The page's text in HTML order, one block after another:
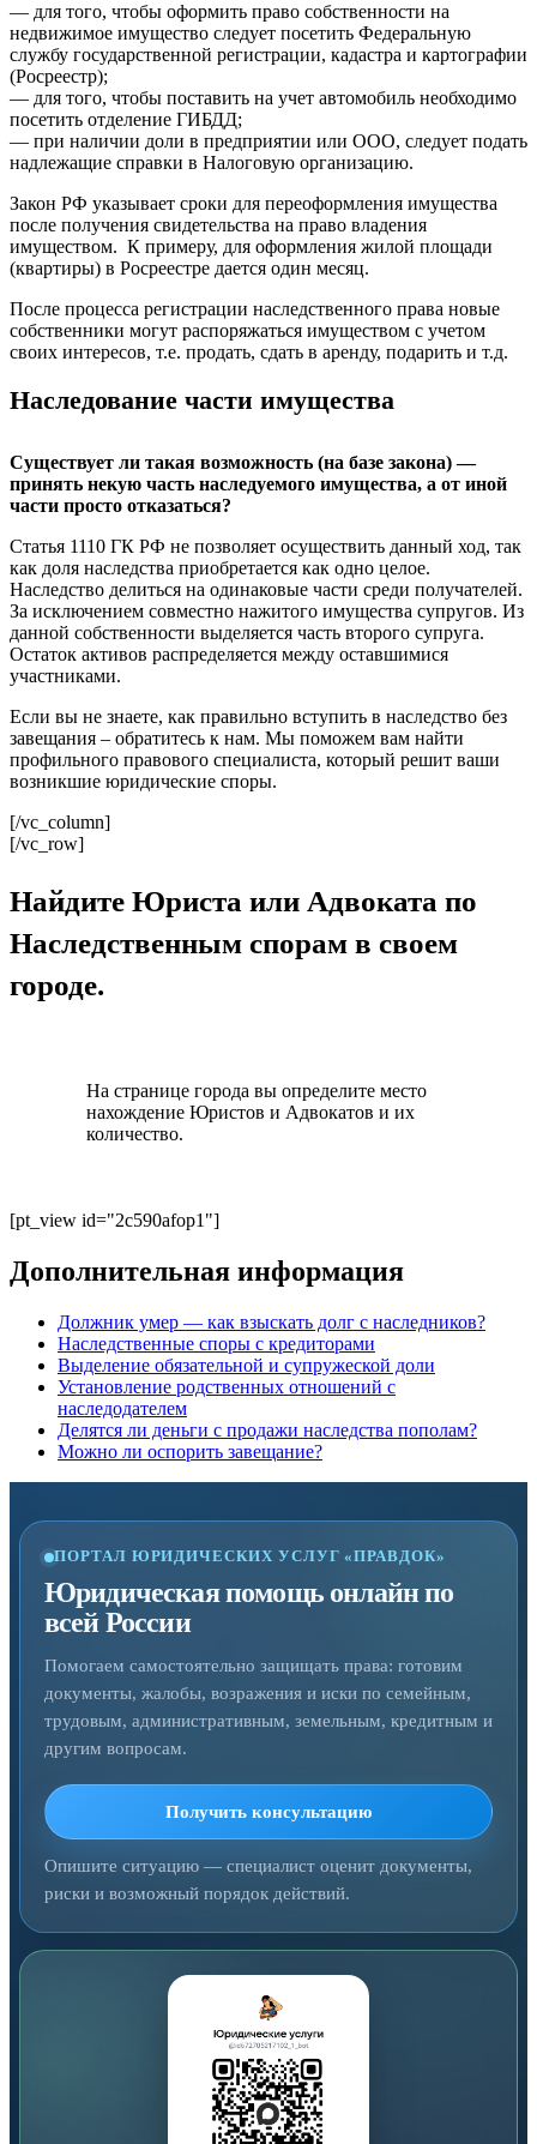
— для того, чтобы оформить право собственности на
недвижимое имущество следует посетить Федеральную
службу государственной регистрации, кадастра и картографии
(Росреестр);
— для того, чтобы поставить на учет автомобиль необходимо
посетить отделение ГИБДД;
— при наличии доли в предприятии или ООО, следует подать
надлежащие справки в Налоговую организацию.
Закон РФ указывает сроки для переоформления имущества
после получения свидетельства на право владения
имуществом. К примеру, для оформления жилой площади
(квартиры) в Росреестре дается один месяц.
После процесса регистрации наследственного права новые
собственники могут распоряжаться имуществом с учетом
своих интересов, т.е. продать, сдать в аренду, подарить и т.д.
Наследование части имущества
Существует ли такая возможность (на базе закона) —
принять некую часть наследуемого имущества, а от иной
части просто отказаться?
Статья 1110 ГК РФ не позволяет осуществить данный ход, так
как доля наследства приобретается как одно целое.
Наследство делиться на одинаковые части среди получателей.
За исключением совместно нажитого имущества супругов. Из
данной собственности выделяется часть второго супруга.
Остаток активов распределяется между оставшимися
участниками.
Если вы не знаете, как правильно вступить в наследство без
завещания – обратитесь к нам. Мы поможем вам найти
профильного правового специалиста, который решит ваши
возникшие юридические споры.
[/vc_column]
[/vc_row]
Найдите Юриста или Адвоката по
Наследственным спорам в своем
городе.
На странице города вы определите место
нахождение Юристов и Адвокатов и их
количество.
[pt_view id="2c590afop1"]
Дополнительная информация
Должник умер — как взыскать долг с наследников?
Наследственные споры с кредиторами
Выделение обязательной и супружеской доли
Установление родственных отношений с
наследодателем
Делятся ли деньги с продажи наследства пополам?
Можно ли оспорить завещание?
ПОРТАЛ ЮРИДИЧЕСКИХ УСЛУГ «ПРАВДОК»
Юридическая помощь онлайн по
всей России
Помогаем самостоятельно защищать права: готовим
документы, жалобы, возражения и иски по семейным,
трудовым, административным, земельным, кредитным и
другим вопросам.
Получить консультацию
Опишите ситуацию — специалист оценит документы,
риски и возможный порядок действий.